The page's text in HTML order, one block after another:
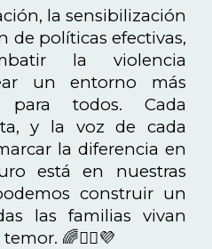
la sensibilización
de políticas efectivas,
la violencia
un entorno más
todos. Cada
y la voz de cada
la diferencia en
está en nuestras
construir un
las familias vivan
🌈✊🏼💜